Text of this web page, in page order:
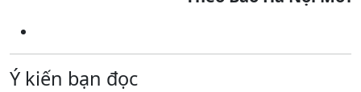
Ý kiến bạn đọc